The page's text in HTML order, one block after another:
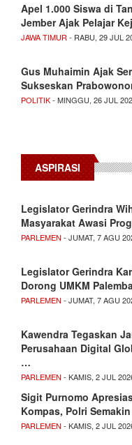
Apel 1.000 Siswa di
Jember Ajak Pelajar
JAWA TIMUR - RABU, 29 JUL
Gus Muhaimin Ajak
Sukseskan
POLITIK- MINGGU, 26 JUL
ASPIRASI
Legislator Gerindra
Masyarakat Awasi
PARLEMEN - JUMAT, 7 AGU
Legislator Gerindra
Dorong UMKM
PARLEMEN - JUMAT, 7 AGU
Kawendra Tegaskan
Perusahaan Digital
…
PARLEMEN - KAMIS, 2 JUL
Sigit Purnomo
Kompas, Polri
PARLEMEN - KAMIS, 2 JUL